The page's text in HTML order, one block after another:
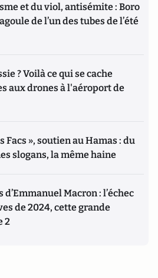
et du viol, antisémite : Boro
de l’un des tubes de l’été
? Voilà ce qui se cache
aux drones à l'aéroport de
Facs », soutien au Hamas : du
slogans, la même haine
Macron : l’échec
de 2024, cette grande
2